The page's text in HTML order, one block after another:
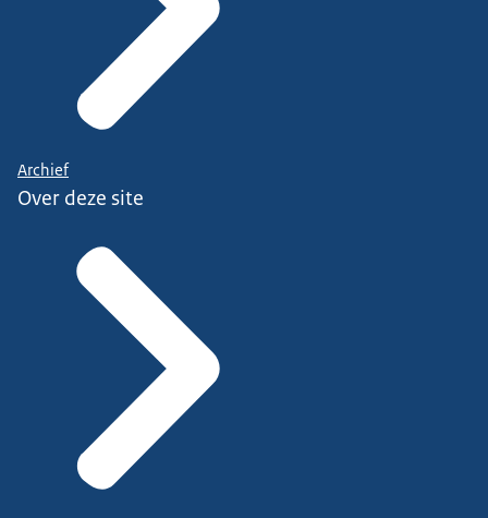
Archief
Over deze site